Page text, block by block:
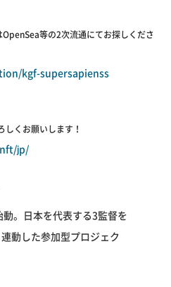
等の2次流通にてお探しくださ
kgf-supersapienss
しくお願いします！
jp/
動。日本を代表する3監督を
動した参加型プロジェク